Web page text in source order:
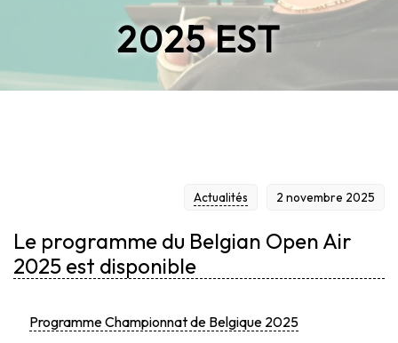
2025 EST
2 novembre 2025
Actualités
Le programme du Belgian Open Air
2025 est disponible
Programme Championnat de Belgique 2025